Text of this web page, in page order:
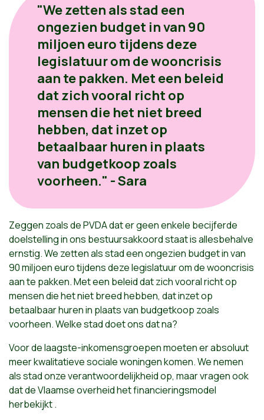
"We zetten als stad een
ongezien budget in van 90
miljoen euro tijdens deze
legislatuur om de wooncrisis
aan te pakken. Met een beleid
dat zich vooral richt op
mensen die het niet breed
hebben, dat inzet op
betaalbaar huren in plaats
van budgetkoop zoals
voorheen." - Sara
Zeggen zoals de PVDA dat er geen enkele becijferde
doelstelling in ons bestuursakkoord staat is allesbehalve
ernstig. We zetten als stad een ongezien budget in van
90 miljoen euro tijdens deze legislatuur om de wooncrisis
aan te pakken. Met een beleid dat zich vooral richt op
mensen die het niet breed hebben, dat inzet op
betaalbaar huren in plaats van budgetkoop zoals
voorheen. Welke stad doet ons dat na?
Voor de laagste-inkomensgroepen moeten er absoluut
meer kwalitatieve sociale woningen komen. We nemen
als stad onze verantwoordelijkheid op, maar vragen ook
dat de Vlaamse overheid het financieringsmodel
herbekijkt .